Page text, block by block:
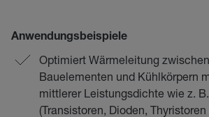
Anwendungsbeispiele
Optimiert Wärmeleitung
Bauelementen und Kühlkörpern
mittlerer Leistungsdichte wie z.
(Transistoren, Dioden, Thyristoren